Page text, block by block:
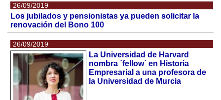
26/09/2019
Los jubilados y pensionistas ya pueden solicitar la
renovación del Bono 100
26/09/2019
La Universidad de Harvard
nombra ´fellow´ en Historia
Empresarial a una profesora de
la Universidad de Murcia